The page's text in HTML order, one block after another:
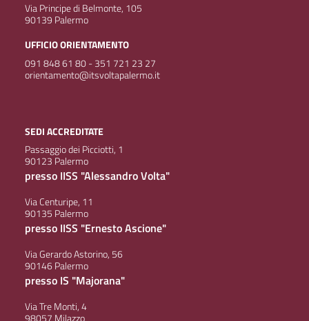
Via Principe di Belmonte, 105
90139 Palermo
UFFICIO ORIENTAMENTO
091 848 61 80 - 351 721 23 27
orientamento@itsvoltapalermo.it
SEDI ACCREDITATE
Passaggio dei Picciotti, 1
90123 Palermo
presso IISS "Alessandro Volta"
Via Centuripe, 11
90135 Palermo
presso IISS "Ernesto Ascione"
Via Gerardo Astorino, 56
90146 Palermo
presso IS "Majorana"
Via Tre Monti, 4
98057 Milazzo